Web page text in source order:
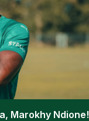
Marokhy Ndione!